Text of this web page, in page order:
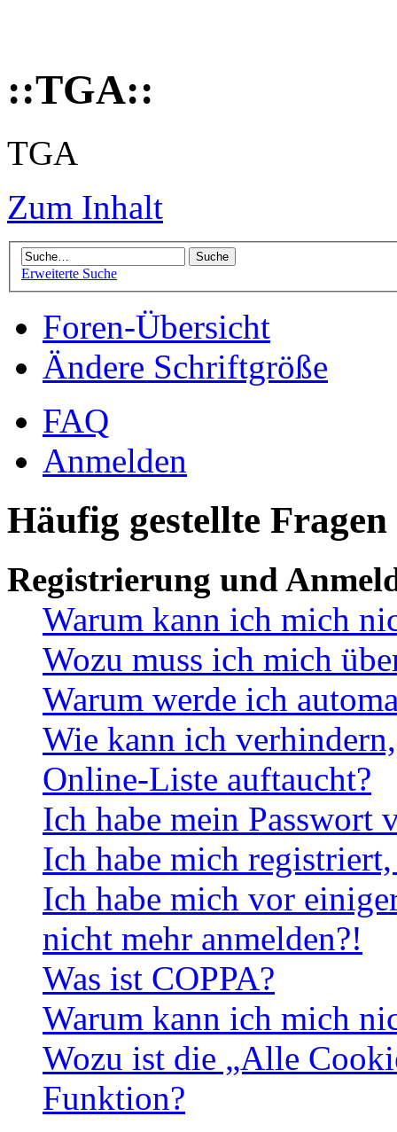
::TGA::
TGA
Zum Inhalt
Erweiterte Suche
Foren-Übersicht
Ändere Schriftgröße
FAQ
Anmelden
Häufig gestellte Fragen
Registrierung und
Warum kann ich mich
Wozu muss ich mich
Warum werde ich
Wie kann ich
Online-Liste auftaucht?
Ich habe mein Passwort
Ich habe mich
Ich habe mich vor
nicht mehr anmelden?!
Was ist COPPA?
Warum kann ich mich
Wozu ist die „Alle
Funktion?